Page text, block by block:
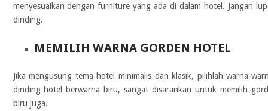
menyesuaikan dengan furniture yang ada di dalam hotel. Jangan
dinding.
MEMILIH WARNA GORDEN HOTEL
Jika mengusung tema hotel minimalis dan klasik, pilihlah warna-
dinding hotel berwarna biru, sangat disarankan untuk memilih
biru juga.